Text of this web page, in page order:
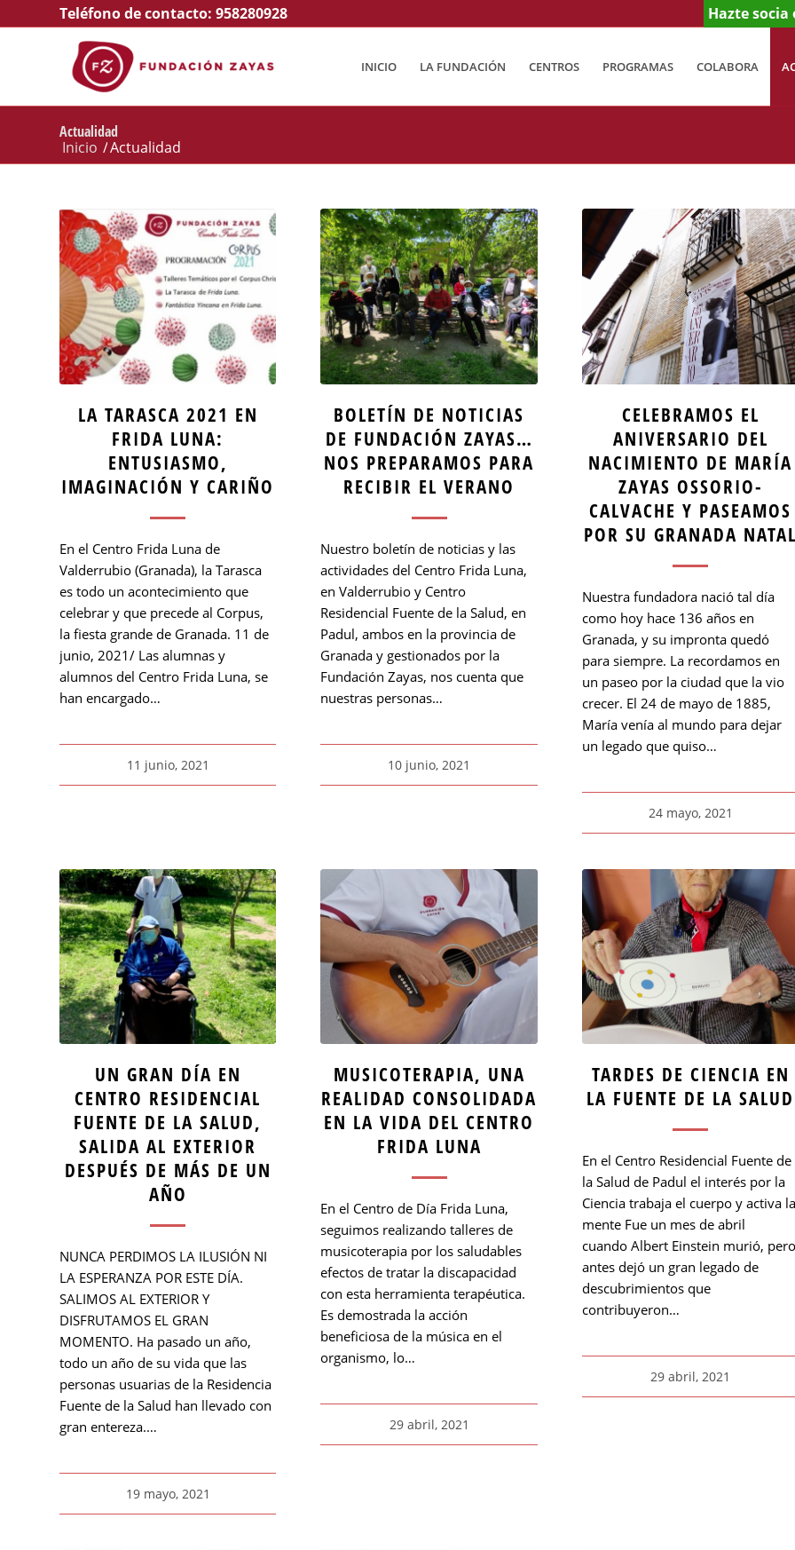
Hazte socia
Teléfono de contacto: 958280928
INICIO LA FUNDACIÓN CENTROS PROGRAMAS COLABORA
Actualidad
Inicio /Actualidad
LA TARASCA 2021 EN
FRIDA LUNA:
ENTUSIASMO,
IMAGINACIÓN Y CARIÑO
En el Centro Frida Luna de
Valderrubio (Granada), la Tarasca
es todo un acontecimiento que
celebrar y que precede al Corpus,
la fiesta grande de Granada. 11 de
junio, 2021/ Las alumnas y
alumnos del Centro Frida Luna, se
han encargado…
11 junio, 2021
BOLETÍN DE NOTICIAS
DE FUNDACIÓN ZAYAS…
NOS PREPARAMOS PARA
RECIBIR EL VERANO
Nuestro boletín de noticias y las
actividades del Centro Frida Luna,
en Valderrubio y Centro
Residencial Fuente de la Salud, en
Padul, ambos en la provincia de
Granada y gestionados por la
Fundación Zayas, nos cuenta que
nuestras personas…
10 junio, 2021
CELEBRAMOS EL
ANIVERSARIO DEL
NACIMIENTO DE MARÍA
ZAYAS OSSORIO-
CALVACHE Y PASEAMOS
POR SU GRANADA
Nuestra fundadora nació tal día
como hoy hace 136 años en
Granada, y su impronta quedó
para siempre. La recordamos en
un paseo por la ciudad que la vio
crecer. El 24 de mayo de 1885,
María venía al mundo para dejar
un legado que quiso…
24 mayo, 2021
UN GRAN DÍA EN
CENTRO RESIDENCIAL
FUENTE DE LA SALUD,
SALIDA AL EXTERIOR
DESPUÉS DE MÁS DE UN
AÑO
NUNCA PERDIMOS LA ILUSIÓN NI
LA ESPERANZA POR ESTE DÍA.
SALIMOS AL EXTERIOR Y
DISFRUTAMOS EL GRAN
MOMENTO. Ha pasado un año,
todo un año de su vida que las
personas usuarias de la Residencia
Fuente de la Salud han llevado con
gran entereza.…
19 mayo, 2021
MUSICOTERAPIA, UNA
REALIDAD CONSOLIDADA
EN LA VIDA DEL CENTRO
FRIDA LUNA
En el Centro de Día Frida Luna,
seguimos realizando talleres de
musicoterapia por los saludables
efectos de tratar la discapacidad
con esta herramienta terapéutica.
Es demostrada la acción
beneficiosa de la música en el
organismo, lo…
29 abril, 2021
TARDES DE CIENCIA EN
LA FUENTE DE LA SALUD
En el Centro Residencial Fuente de
la Salud de Padul el interés por la
Ciencia trabaja el cuerpo y activa la
mente Fue un mes de abril
cuando Albert Einstein murió, pero
antes dejó un gran legado de
descubrimientos que
contribuyeron…
29 abril, 2021